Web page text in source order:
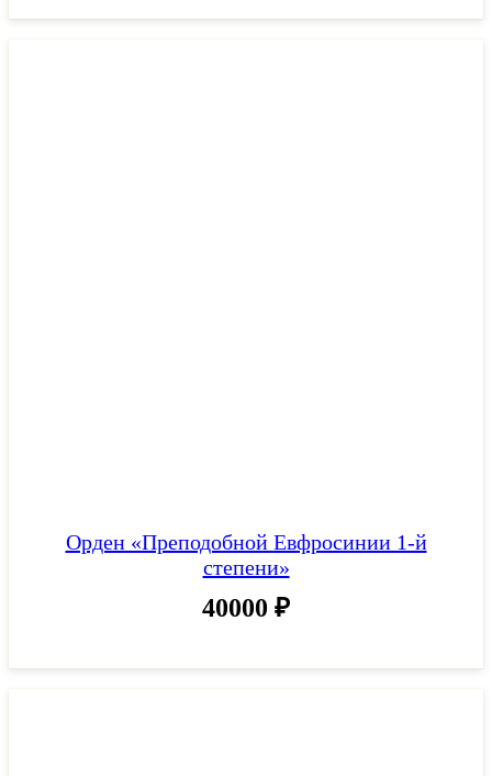
Орден «Преподобной Евфросинии 1-й
степени»
40000 ₽